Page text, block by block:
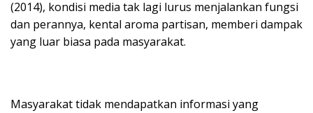
(2014), kondisi media tak lagi lurus menjalankan fungsi
dan perannya, kental aroma partisan, memberi dampak
yang luar biasa pada masyarakat.
Masyarakat tidak mendapatkan informasi yang